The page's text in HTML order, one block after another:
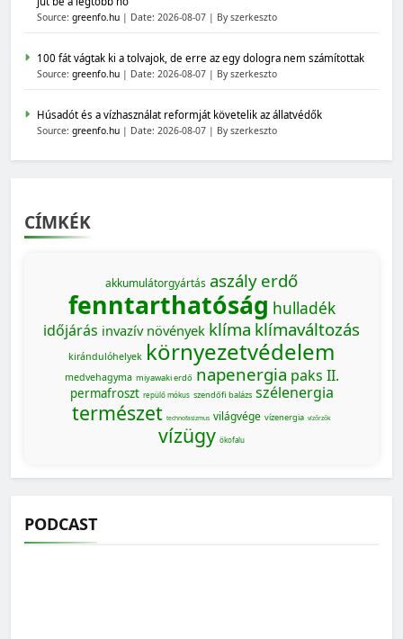
Source: greenfo.hu Date: 2026-08-07 By szerkeszto
100 fát vágtak ki a tolvajok, de erre az egy dologra nem számítottak
Source: greenfo.hu Date: 2026-08-07 By szerkeszto
Húsadót és a vízhasználat reformját követelik az állatvédők
Source: greenfo.hu Date: 2026-08-07 By szerkeszto
CÍMKÉK
akkumulátorgyártás aszály erdő
fenntarthatóság hulladék
időjárás invazív növények klíma klímaváltozás
kirándulóhelyek környezetvédelem
medvehagyma miyawaki erdő napenergia paks II.
permafroszt repülő mókus szendőfi balázs szélenergia
természet technofasizmus világvége vízenergia vízőrzők
vízügy ökofalu
PODCAST